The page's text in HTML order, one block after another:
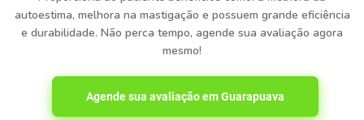
autoestima, melhora na mastigação e possuem grande eficiência
e durabilidade. Não perca tempo, agende sua avaliação agora
mesmo!
Agende sua avaliação em Guarapuava